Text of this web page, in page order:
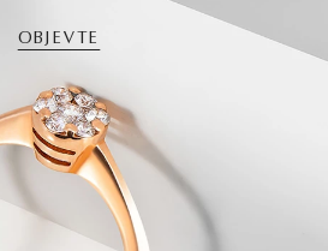
OBJEVTE